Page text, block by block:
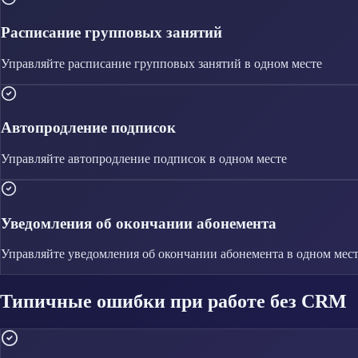
Расписание групповых занятий
Управляйте расписание групповых занятий в одном месте
Автопродление подписок
Управляйте автопродление подписок в одном месте
Уведомления об окончании абонемента
Управляйте уведомления об окончании абонемента в одном
Типичные ошибки при работе без CRM